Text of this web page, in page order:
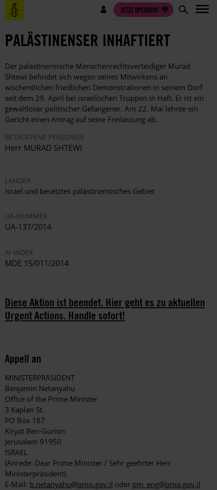
Direkt
zum
Benutzermenü JETZT SPENDEN!
PALÄSTINENSER INHAFTIERT
Der palästinensische Menschenrechtsverteidiger Murad
Shtewi befindet sich wegen seines Mitwirkens an
wöchentlichen friedlichen Demonstrationen in seinem Dorf
seit dem 29. April bei israelischen Truppen in Haft. Er ist ein
gewaltloser politischer Gefangener. Am 22. Mai lehnte ein
Gericht einen Antrag auf seine Freilassung ab.
BETROFFENE PERSONEN
Herr MURAD SHTEWI
LÄNDER
Israel und besetztes palästinensisches Gebiet
UA-NUMMER
UA-137/2014
AI INDEX
MDE 15/011/2014
Diese Aktion ist beendet. Hier geht es zu aktuellen
Urgent Actions. Handle sofort!
Appell an
MINISTERPRÄSIDENT
Benjamin Netanyahu
Office of the Prime Minister
3 Kaplan St.
PO Box 187
Kiryat Ben-Gurion
Jerusalem 91950
ISRAEL
(Anrede: Dear Prime Minister / Sehr geehrter Herr
Ministerpräsident)
E-Mail: b.netanyahu@pmo.gov.il oder pm_eng@pmo.gov.il